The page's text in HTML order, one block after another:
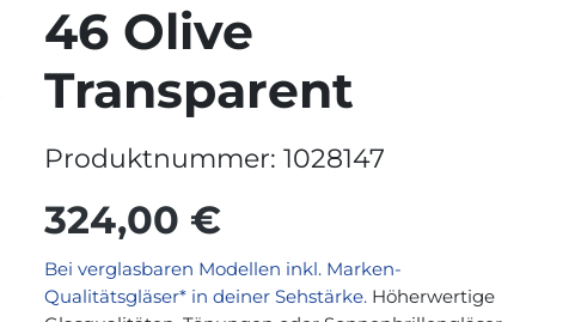
46 Olive
Transparent
Produktnummer:1028147
324,00 €
Bei verglasbaren Modellen inkl. Marken-
Qualitätsgläser* in deiner Sehstärke. Höherwertige